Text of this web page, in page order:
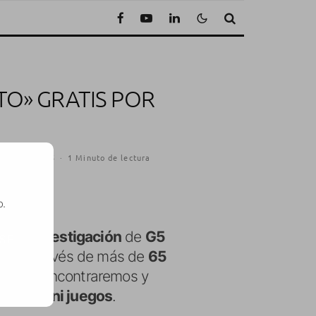
GRATIS POR
2015 · 1 Minuto de lectura
e investigaciónde G5
a través de más de 65
encontraremos y
y 43 mini juegos.